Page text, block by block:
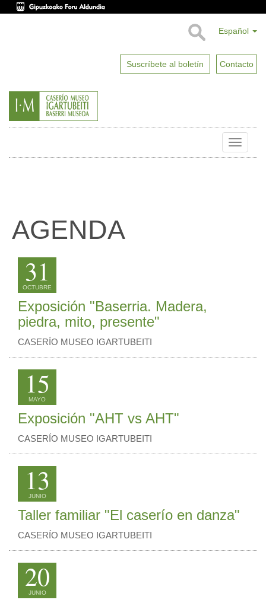
Español
Suscríbete al boletín Contacto
Toggle
AGENDA
31
OCTUBRE
Exposición "Baserria. Madera,
piedra, mito, presente"
CASERÍO MUSEO IGARTUBEITI
15
MAYO
Exposición "AHT vs AHT"
CASERÍO MUSEO IGARTUBEITI
13
JUNIO
Taller familiar "El caserío en danza"
CASERÍO MUSEO IGARTUBEITI
20
JUNIO